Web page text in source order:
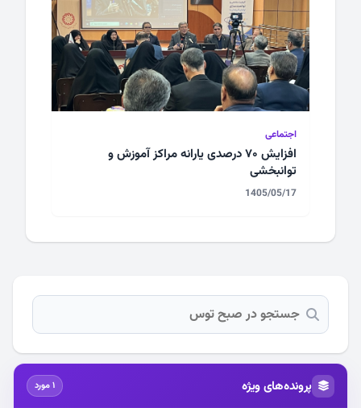
اجتماعی
افزایش ۷۰ درصدی یارانه مراکز آموزش و
توانبخشی
1405/05/17
پرونده‌های ویژه 1 مورد